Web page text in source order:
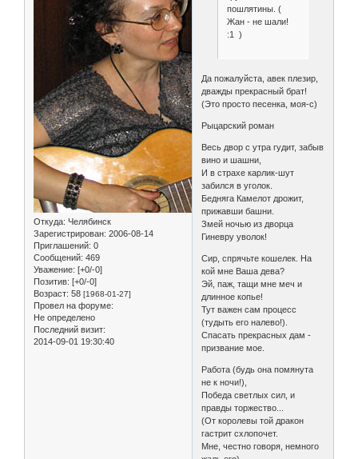
Откуда: Челябинск
Зарегистрирован: 2006-08-14
Приглашений: 0
Сообщений: 469
Уважение: [+0/-0]
Позитив: [+0/-0]
Возраст: 58 [1968-01-27]
Провел на форуме:
Не определено
Последний визит:
2014-09-01 19:30:40
пошлятины. (
Жан - не шали!
:1 )
Да пожалуйста, авек плезир,
дважды прекрасный брат!
(Это просто песенка, моя-с)
Рыцарский роман
Весь двор с утра гудит, забыв
вино и шашни,
И в страхе карлик-шут
забился в уголок.
Бедняга Камелот дрожит,
прижавши башни.
Змей ночью из дворца
Гиневру уволок!
Сир, спрячьте кошелек. На
кой мне Ваша дева?
Эй, паж, тащи мне меч и
длинное копье!
Тут важен сам процесс
(тудыть его налево!).
Спасать прекрасных дам -
призвание мое.
Работа (будь она помянута
не к ночи!),
Победа светлых сил, и
правды торжество...
(От королевы той дракон
гастрит схлопочет.
Мне, честно говоря, немного